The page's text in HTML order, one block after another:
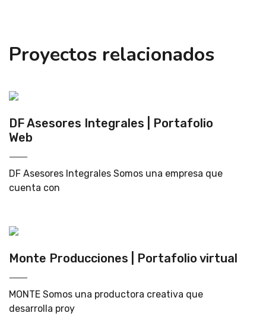
Proyectos relacionados
DF Asesores Integrales | Portafolio
Web
DF Asesores Integrales Somos una empresa que
cuenta con
Monte Producciones | Portafolio virtual
MONTE Somos una productora creativa que
desarrolla proy